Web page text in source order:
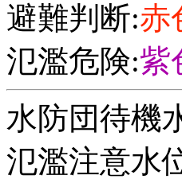
避難判断:赤
氾濫危険:紫
水防団待機
氾濫注意水